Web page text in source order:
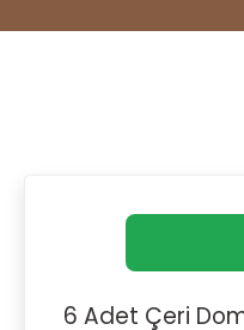
6 Adet Çeri